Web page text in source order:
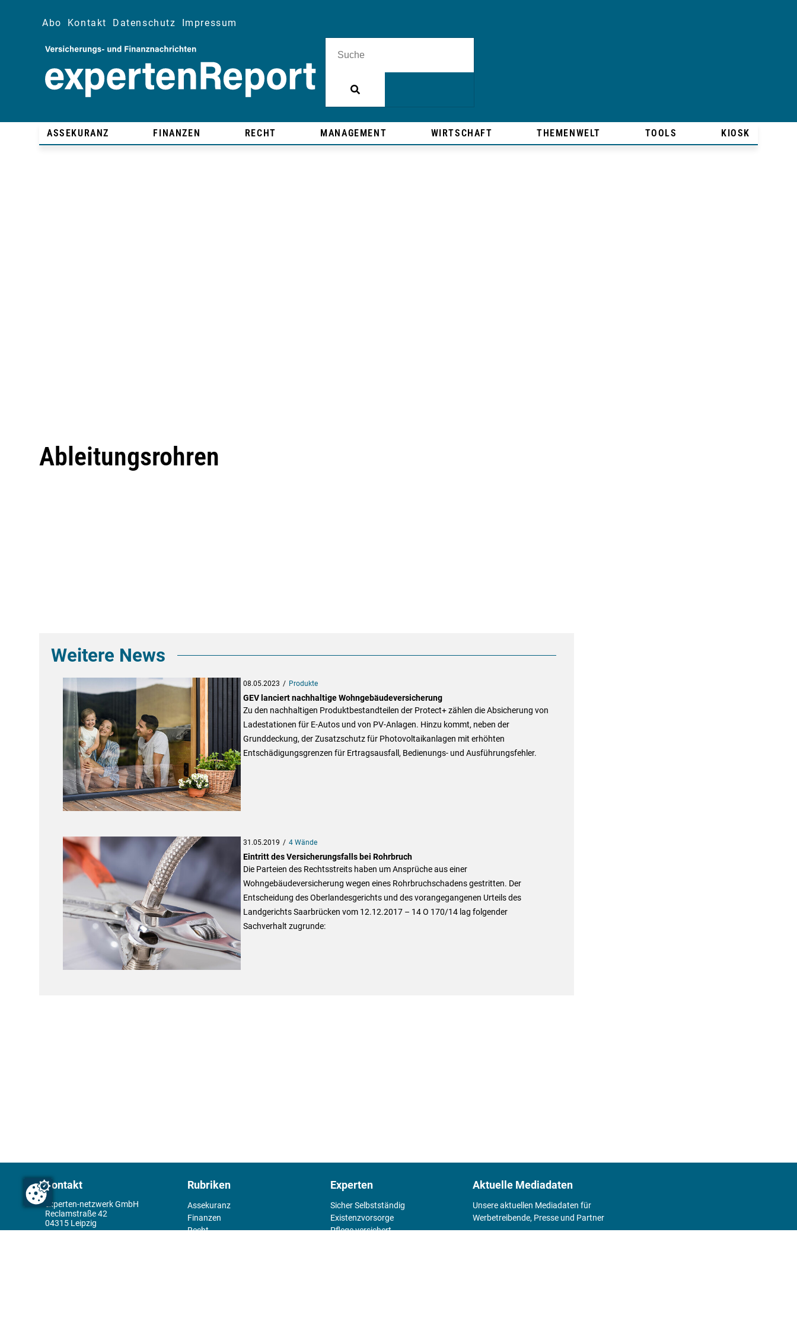
Abo Kontakt Datenschutz Impressum
ASSEKURANZ FINANZEN RECHT MANAGEMENT WIRTSCHAFT THEMENWELT TOOLS KIOSK
Ableitungsrohren
Weitere News
08.05.2023 Produkte
GEV lanciert nachhaltige Wohngebäudeversicherung
Zu den nachhaltigen Produktbestandteilen der Protect+ zählen die Absicherung von
Ladestationen für E-Autos und von PV-Anlagen. Hinzu kommt, neben der
Grunddeckung, der Zusatzschutz für Photovoltaikanlagen mit erhöhten
Entschädigungsgrenzen für Ertragsausfall, Bedienungs- und Ausführungsfehler.
31.05.2019 4 Wände
Eintritt des Versicherungsfalls bei Rohrbruch
Die Parteien des Rechtsstreits haben um Ansprüche aus einer
Wohngebäudeversicherung wegen eines Rohrbruchschadens gestritten. Der
Entscheidung des Oberlandesgerichts und des vorangegangenen Urteils des
Landgerichts Saarbrücken vom 12.12.2017 – 14 O 170/14 lag folgender
Sachverhalt zugrunde:
Kontakt
experten-netzwerk GmbH
Reclamstraße 42
04315 Leipzig
Rubriken
Assekuranz
Finanzen
Recht
Experten
Sicher Selbstständig
Existenz­vorsorge
Pflege versichert
Aktuelle Mediadaten
Unsere aktuellen Mediadaten für
Werbetreibende, Presse und Partner